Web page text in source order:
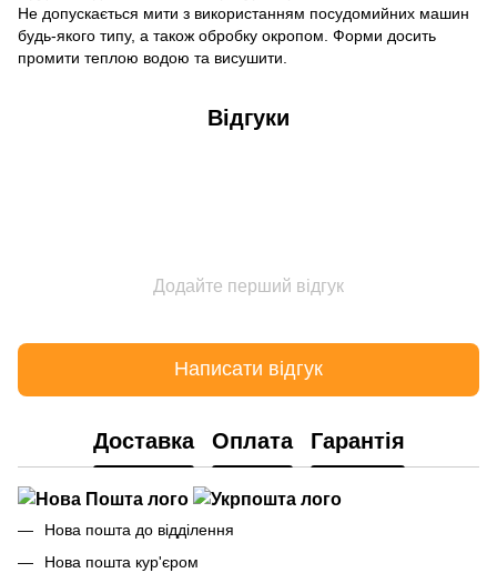
Не допускається мити з використанням посудомийних машин
будь-якого типу, а також обробку окропом. Форми досить
промити теплою водою та висушити.
Відгуки
Додайте перший відгук
Написати відгук
Доставка Оплата Гарантія
Нова пошта до відділення
Нова пошта кур'єром